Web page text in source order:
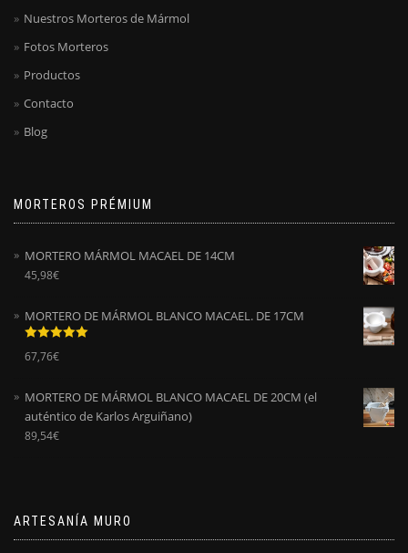
Nuestros Morteros de Mármol
Fotos Morteros
Productos
Contacto
Blog
MORTEROS PRÉMIUM
MORTERO MÁRMOL MACAEL DE 14CM
45,98€
MORTERO DE MÁRMOL BLANCO MACAEL. DE 17CM
Valorado
con5.00
67,76€
MORTERO DE MÁRMOL BLANCO MACAEL DE 20CM (el
auténtico de Karlos Arguiñano)
89,54€
ARTESANÍA MURO